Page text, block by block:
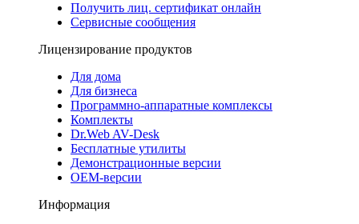
Получить лиц. сертификат онлайн
Сервисные сообщения
Лицензирование продуктов
Для дома
Для бизнеса
Программно-аппаратные комплексы
Комплекты
Dr.Web AV-Desk
Бесплатные утилиты
Демонстрационные версии
ОЕМ-версии
Информация